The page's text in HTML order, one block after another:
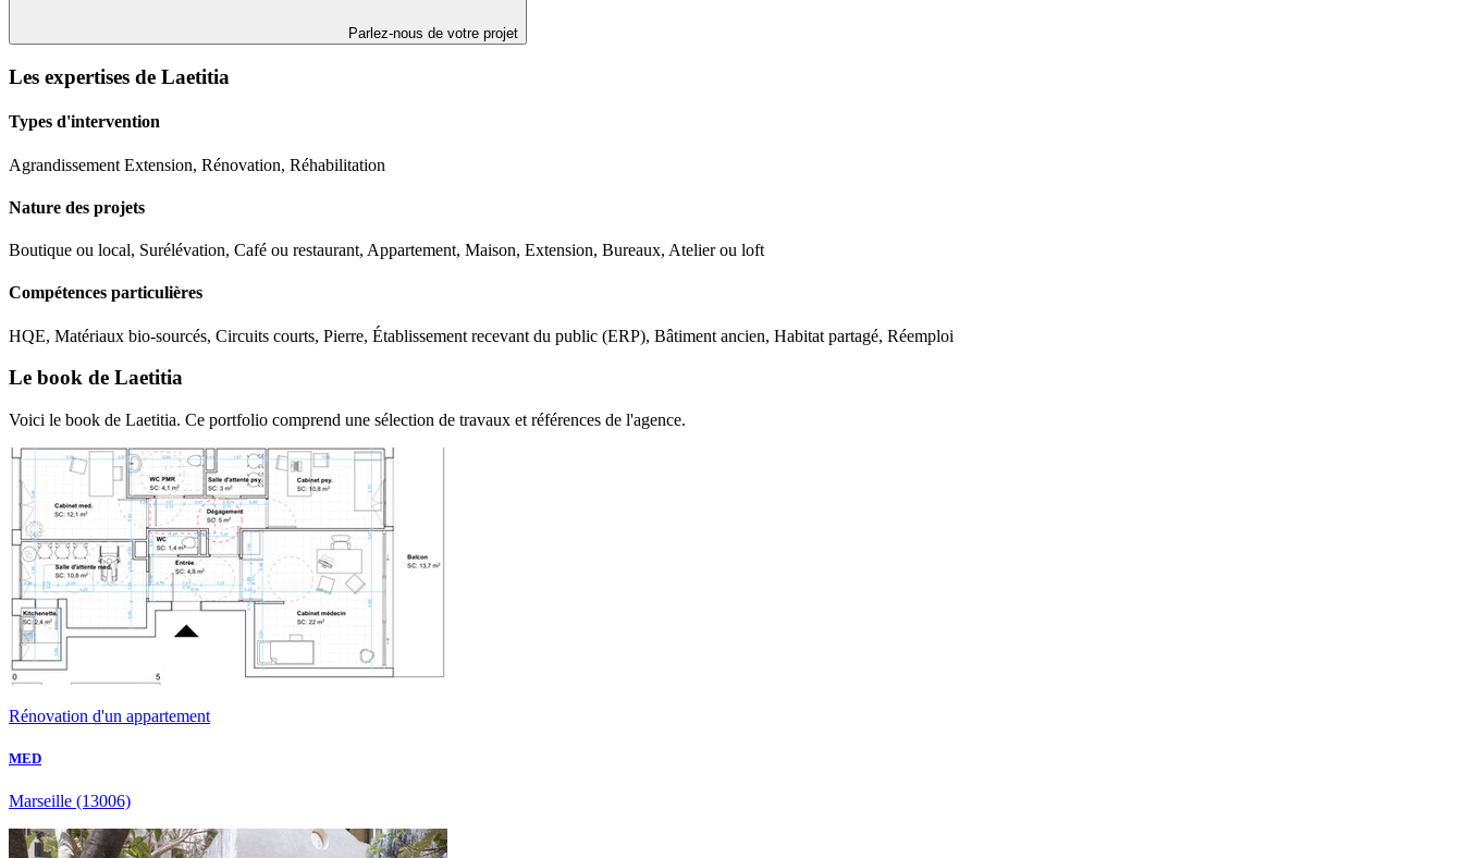
Parlez-nous de votre projet
Les expertises de Laetitia
Types d'intervention
Agrandissement Extension, Rénovation, Réhabilitation
Nature des projets
Boutique ou local, Surélévation, Café ou restaurant, Appartement, Maison, Extension, Bureaux, Atelier ou loft
Compétences particulières
HQE, Matériaux bio-sourcés, Circuits courts, Pierre, Établissement recevant du public (ERP), Bâtiment ancien, Habitat partagé, Réemploi
Le book de Laetitia
Voici le book de Laetitia. Ce portfolio comprend une sélection de travaux et références de l'agence.
Rénovation d'un appartement
MED
Marseille (13006)